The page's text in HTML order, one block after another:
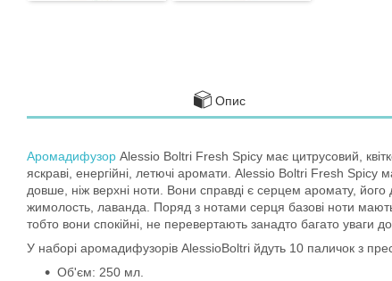
Опис
Аромадифузор Alessio Boltri Fresh Spicy має цитрусовий,
яскраві, енергійні, летючі аромати. Alessio Boltri Fresh
довше, ніж верхні ноти. Вони справді є серцем аромату, його
жимолость, лаванда. Поряд з нотами серця базові ноти
тобто вони спокійні, не перевертають занадто багато уваги
У наборі аромадифузорів AlessioBoltri йдуть 10 паличок з
Об'єм: 250 мл.